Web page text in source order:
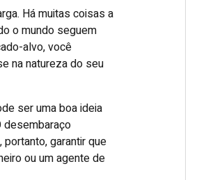
Há muitas coisas a
o mundo seguem
alvo, você
na natureza do seu
ser uma boa ideia
desembaraço
garantir que
ou um agente de